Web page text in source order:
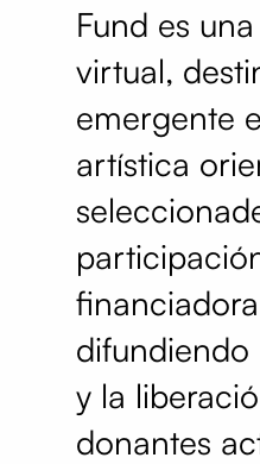
Fund es
virtual,
emergente
artística
difundiendo
y la
donantes